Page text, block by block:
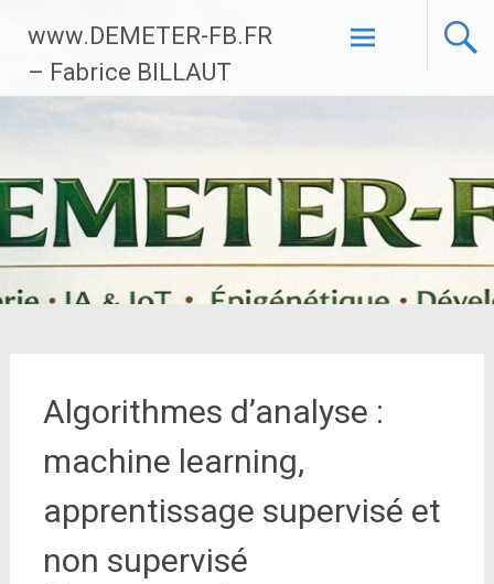
contenu
principal
www.DEMETER-FB.FR
– Fabrice BILLAUT
Algorithmes d’analyse :
machine learning,
apprentissage supervisé et
non supervisé